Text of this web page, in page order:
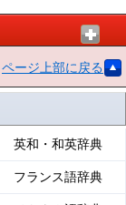
ページ上部に戻る
英和・和英辞典
フランス語辞典